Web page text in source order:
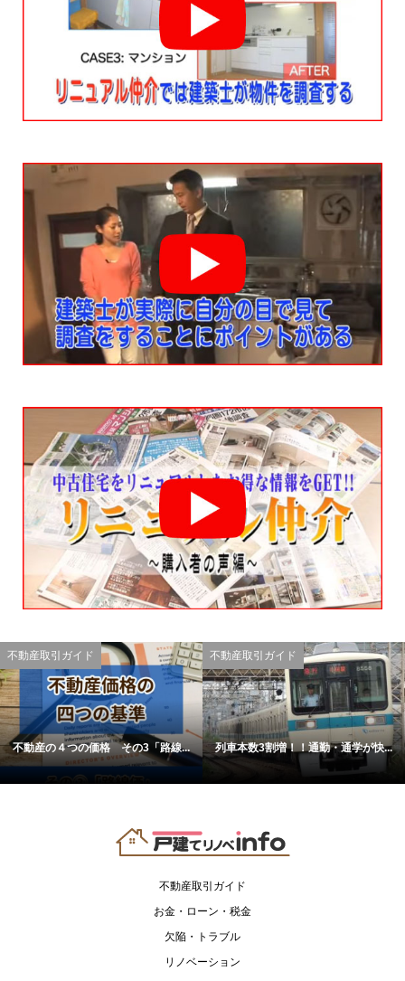
不動産取引ガイド
不動産の４つの価格 その3「路線...
不動産取引ガイド
列車本数3割増！！通勤・通学が快...
不動産取引ガイド
お金・ローン・税金
欠陥・トラブル
リノベーション